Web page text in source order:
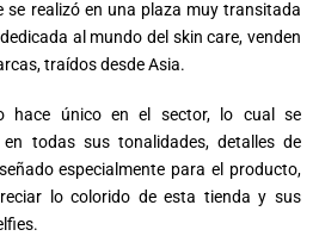
se realizó en una plaza muy transitada
al mundo del skin care, venden
traídos desde Asia.
hace único en el sector, lo cual se
todas sus tonalidades, detalles de
especialmente para el producto,
lo colorido de esta tienda y sus